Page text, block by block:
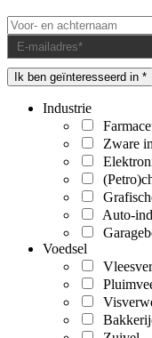
Ik ben geïnteresseerd in *
Industrie
Zware
Auto-
Voedsel